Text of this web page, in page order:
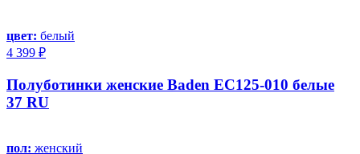
цвет: белый
4 399 ₽
Полуботинки женские Baden EC125-010 белые
37 RU
пол: женский